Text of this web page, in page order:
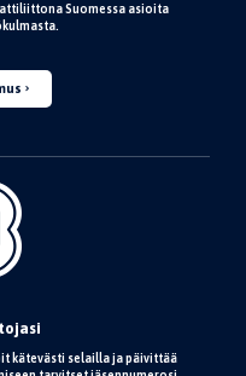
Suomessa asioita
kätevästi selailla ja päivittää